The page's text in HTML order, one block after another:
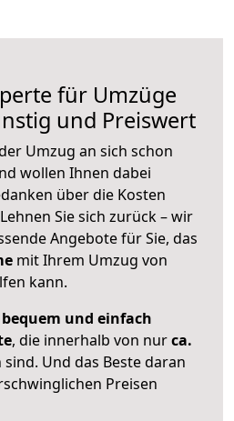
für Umzüge
und Preiswert
Umzug an sich schon
wollen Ihnen dabei
über die Kosten
Sie sich zurück – wir
Angebote für Sie, das
mit Ihrem Umzug von
kann.
und einfach
, die innerhalb von nurca.
sind. Und das Beste daran
Preisen